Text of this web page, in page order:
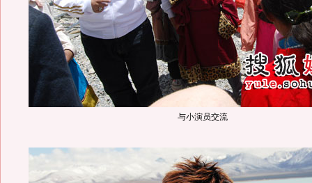
与小演员交流